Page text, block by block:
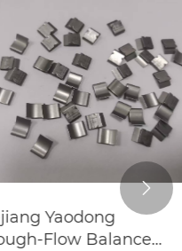
Balance
